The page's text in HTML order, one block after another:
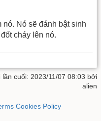
Nó sẽ đánh bật sinh
cháy lên nó.
lần cuối: 2023/11/07 08:03 bởi
alien
Cookies Policy